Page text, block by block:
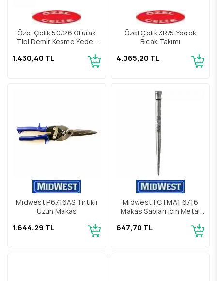
Özel Çelik 50/26 Oturak
Tipi Demir Kesme Yedek
1.430,40 TL
Özel Çelik 3R/5 Yedek
Bıçak Takımı
4.065,20 TL
Midwest P6716AS Tırtıklı
Uzun Makas
1.644,29 TL
Midwest FCTMA1 6716
Makas Sapları için Metal
647,70 TL